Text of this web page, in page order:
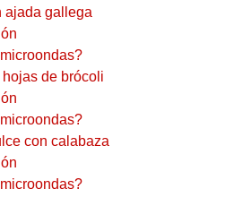
ajada gallega
de brócoli
con calabaza